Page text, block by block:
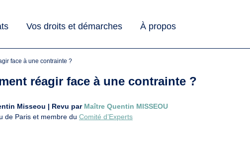
Vos droits et démarches À propos
face à une contrainte ?
réagir face à une contrainte ?
Misseou | Revu par Maître Quentin MISSEOU
de Paris et membre du Comité d’Experts